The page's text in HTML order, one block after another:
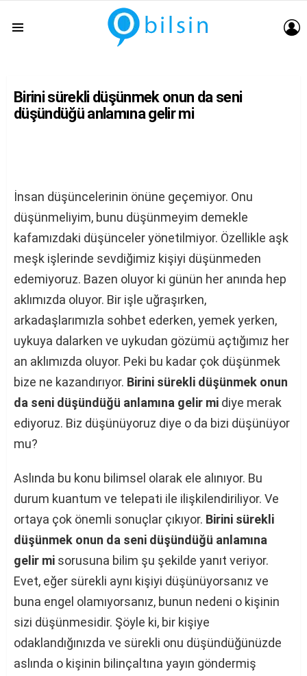
Birini sürekli düşünmek onun da seni
düşündüğü anlamına gelir mi
İnsan düşüncelerinin önüne geçemiyor. Onu
düşünmeliyim, bunu düşünmeyim demekle
kafamızdaki düşünceler yönetilmiyor. Özellikle aşk
meşk işlerinde sevdiğimiz kişiyi düşünmeden
edemiyoruz. Bazen oluyor ki günün her anında hep
aklımızda oluyor. Bir işle uğraşırken,
arkadaşlarımızla sohbet ederken, yemek yerken,
uykuya dalarken ve uykudan gözümü açtığımız her
an aklımızda oluyor. Peki bu kadar çok düşünmek
bize ne kazandırıyor. Birini sürekli düşünmek onun
da seni düşündüğü anlamına gelir mi diye merak
ediyoruz. Biz düşünüyoruz diye o da bizi düşünüyor
mu?
Aslında bu konu bilimsel olarak ele alınıyor. Bu
durum kuantum ve telepati ile ilişkilendiriliyor. Ve
ortaya çok önemli sonuçlar çıkıyor. Birini sürekli
düşünmek onun da seni düşündüğü anlamına
gelir mi sorusuna bilim şu şekilde yanıt veriyor.
Evet, eğer sürekli aynı kişiyi düşünüyorsanız ve
buna engel olamıyorsanız, bunun nedeni o kişinin
sizi düşünmesidir. Şöyle ki, bir kişiye
odaklandığınızda ve sürekli onu düşündüğünüzde
aslında o kişinin bilinçaltına yayın göndermiş